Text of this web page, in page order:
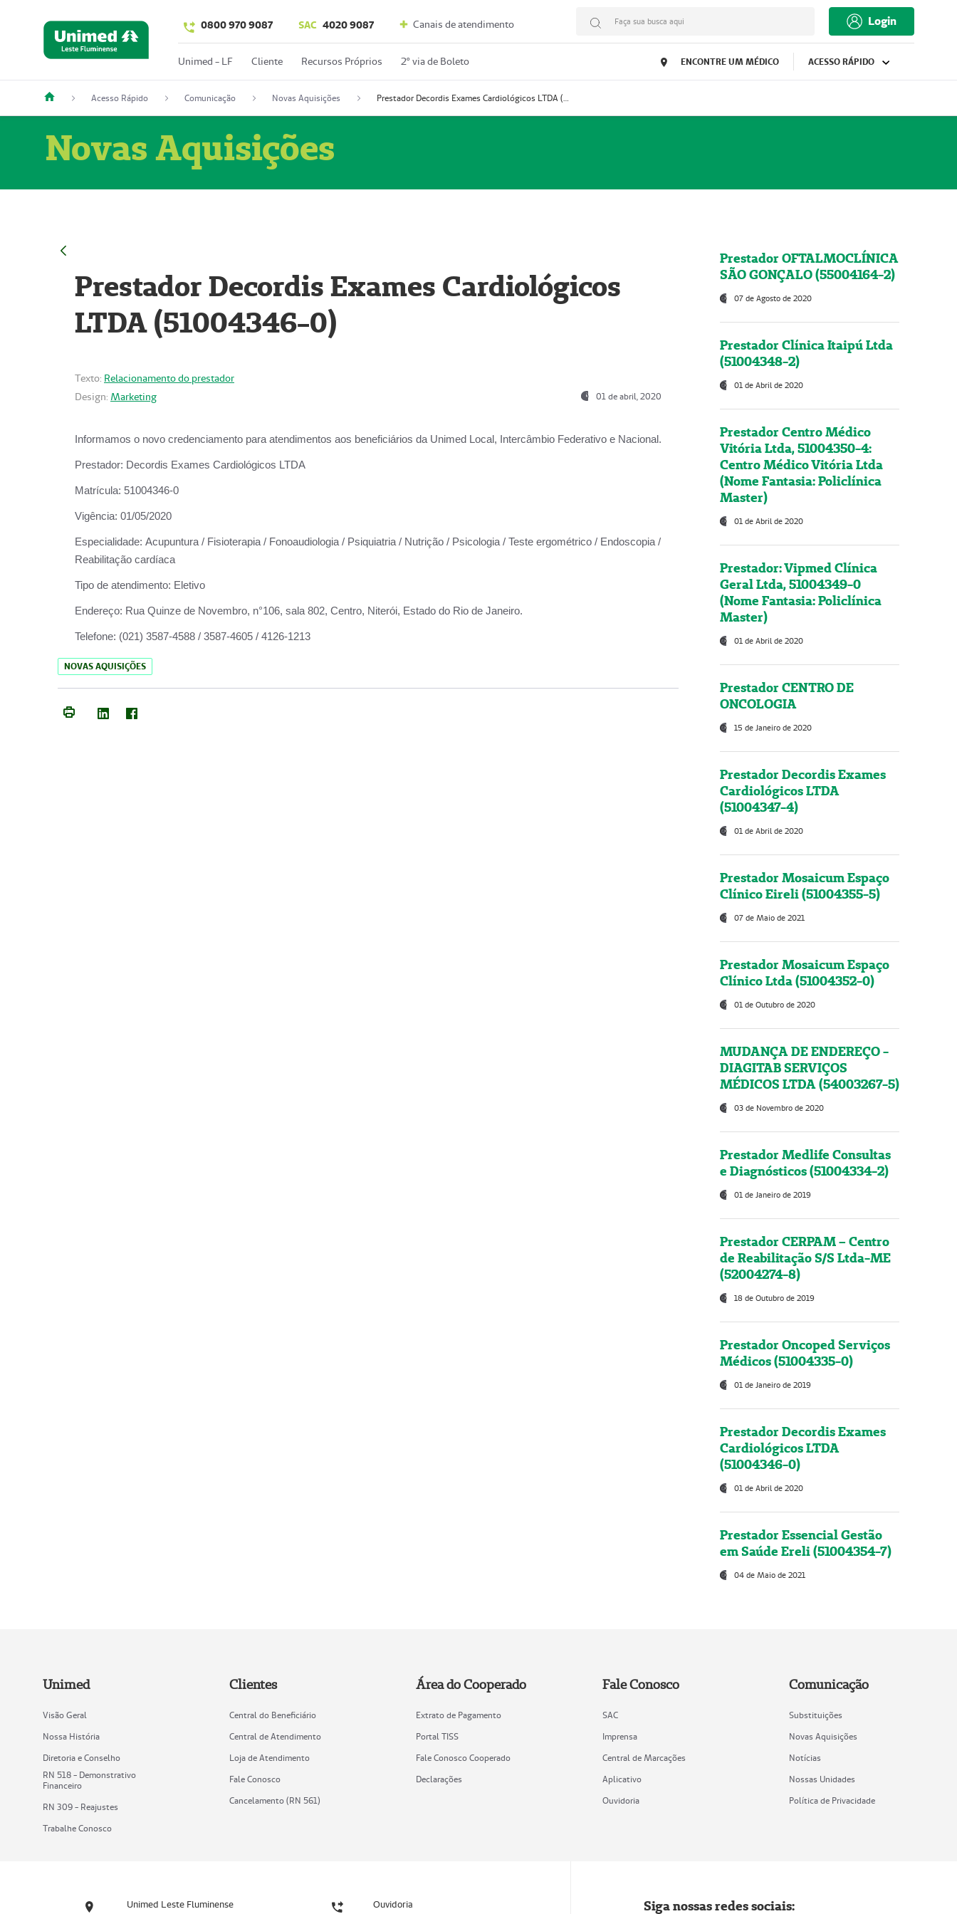
0800 970 9087 SAC 4020 9087 Canais de atendimento Faça sua busca aqui Login
Unimed - LF Cliente Recursos Próprios 2º via de Boleto ENCONTRE UM MÉDICO ACESSO RÁPIDO
Acesso Rápido Comunicação Novas Aquisições Prestador Decordis Exames Cardiológicos LTDA (51004346-0)
Novas Aquisições
Prestador Decordis Exames Cardiológicos
LTDA (51004346-0)
Texto: Relacionamento do prestador
Design: Marketing 01 de abril, 2020
Informamos o novo credenciamento para atendimentos aos beneficiários da Unimed Local, Intercâmbio Federativo e Nacional.
Prestador: Decordis Exames Cardiológicos LTDA
Matrícula: 51004346-0
Vigência: 01/05/2020
Especialidade: Acupuntura / Fisioterapia / Fonoaudiologia / Psiquiatria / Nutrição / Psicologia / Teste ergométrico / Endoscopia /
Reabilitação cardíaca
Tipo de atendimento: Eletivo
Endereço: Rua Quinze de Novembro, n°106, sala 802, Centro, Niterói, Estado do Rio de Janeiro.
Telefone: (021) 3587-4588 / 3587-4605 / 4126-1213
NOVAS AQUISIÇÕES
Prestador OFTALMOCLÍNICA
SÃO GONÇALO (55004164-2)
07 de Agosto de 2020
Prestador Clínica Itaipú Ltda
(51004348-2)
01 de Abril de 2020
Prestador Centro Médico
Vitória Ltda, 51004350-4:
Centro Médico Vitória Ltda
(Nome Fantasia: Policlínica
Master)
01 de Abril de 2020
Prestador: Vipmed Clínica
Geral Ltda, 51004349-0
(Nome Fantasia: Policlínica
Master)
01 de Abril de 2020
Prestador CENTRO DE
ONCOLOGIA
15 de Janeiro de 2020
Prestador Decordis Exames
Cardiológicos LTDA
(51004347-4)
01 de Abril de 2020
Prestador Mosaicum Espaço
Clínico Eireli (51004355-5)
07 de Maio de 2021
Prestador Mosaicum Espaço
Clínico Ltda (51004352-0)
01 de Outubro de 2020
MUDANÇA DE ENDEREÇO -
DIAGITAB SERVIÇOS
MÉDICOS LTDA (54003267-5)
03 de Novembro de 2020
Prestador Medlife Consultas
e Diagnósticos (51004334-2)
01 de Janeiro de 2019
Prestador CERPAM – Centro
de Reabilitação S/S Ltda-ME
(52004274-8)
18 de Outubro de 2019
Prestador Oncoped Serviços
Médicos (51004335-0)
01 de Janeiro de 2019
Prestador Decordis Exames
Cardiológicos LTDA
(51004346-0)
01 de Abril de 2020
Prestador Essencial Gestão
em Saúde Ereli (51004354-7)
04 de Maio de 2021
Unimed
Visão Geral
Nossa História
Diretoria e Conselho
RN 518 - Demonstrativo
Financeiro
RN 309 - Reajustes
Trabalhe Conosco
Clientes
Central do Beneficiário
Central de Atendimento
Loja de Atendimento
Fale Conosco
Cancelamento (RN 561)
Área do Cooperado
Extrato de Pagamento
Portal TISS
Fale Conosco Cooperado
Declarações
Fale Conosco
SAC
Imprensa
Central de Marcações
Aplicativo
Ouvidoria
Comunicação
Substituições
Novas Aquisições
Notícias
Nossas Unidades
Política de Privacidade
Unimed Leste Fluminense Ouvidoria Siga nossas redes sociais: